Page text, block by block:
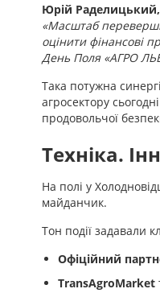
Юрій Раделицький,
«Масштаб
оцінити фінансові
День Поля «АГРО
Така потужна
агросектору
продовольчої
Техніка.
На полі у
майданчик.
Тон події задавали
Офіційний
TransAgroMarket